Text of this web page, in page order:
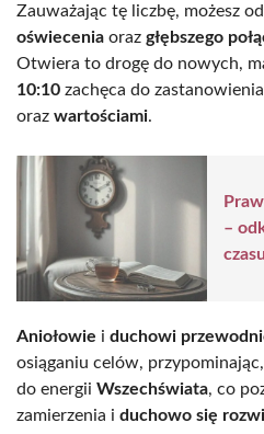
Zauważając tę liczbę, możesz
oświecenia oraz głębszego
Otwiera to drogę do nowych,
10:10 zachęca do
oraz wartościami.
–
czasu
Aniołowie i duchowi
osiąganiu celów,
do energii Wszechświata, co
zamierzenia i duchowo się